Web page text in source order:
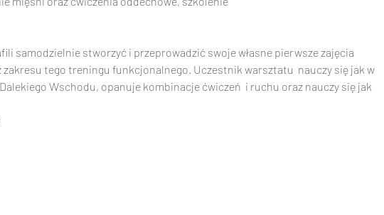
samodzielnie stworzyć i przeprowadzić swoje własne pierwsze zajęcia
zakresu tego treningu funkcjonalnego. Uczestnik warsztatu  nauczy się jak w
Wschodu, opanuje kombinacje ćwiczeń  i ruchu oraz nauczy się jak